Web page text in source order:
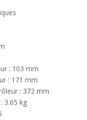
: 103 mm
: 171 mm
: 372 mm
3.65 kg